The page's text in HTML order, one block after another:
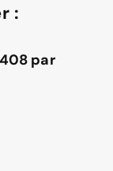
:
par